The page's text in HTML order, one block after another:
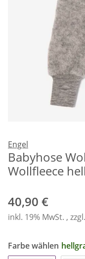
Engel
Babyhose
Wollfleece
40,90 €
inkl. 19% MwSt. , zzgl.
Farbe wählen